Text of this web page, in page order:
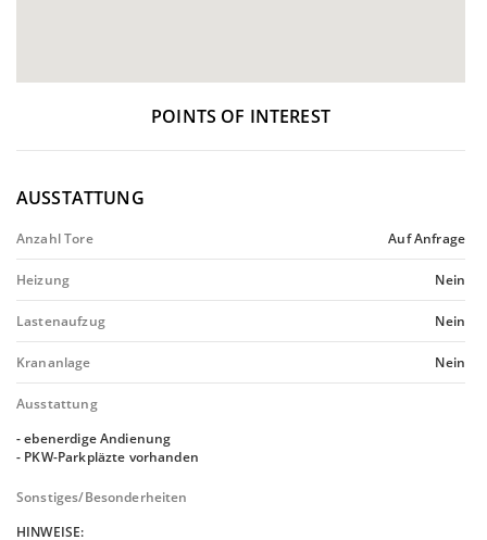
POINTS OF INTEREST
AUSSTATTUNG
Anzahl Tore Auf Anfrage
Heizung Nein
Lastenaufzug Nein
Krananlage Nein
Ausstattung
- ebenerdige Andienung
- PKW-Parkpläzte vorhanden
Sonstiges/Besonderheiten
HINWEISE: